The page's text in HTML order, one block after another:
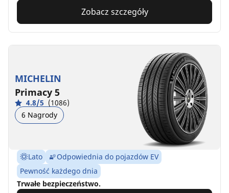
Zobacz szczegóły
MICHELIN
Primacy 5
4.8/5 (1086)
6 Nagrody
Lato
Odpowiednia do pojazdów EV
Pewność każdego dnia
Trwałe bezpieczeństwo.